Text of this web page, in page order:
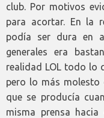
club. Por motivos
para acortar. En la
podía ser dura en
generales era
realidad LOL todo lo
pero lo más molesto
que se producía
misma prensa